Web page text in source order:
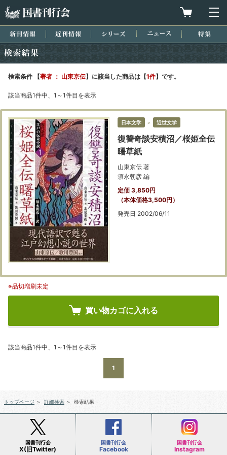
買物カゴを
新刊情報 近刊情報 シリーズ ニュース
検索条件 【著者 ： 山東京伝】に該当した商品は【1件】です。
該当商品1件中、1～1件目を表示
日本文学 ＞ 近世文学
復讐奇談安積沼／桜姫全伝
曙草紙
山東京伝 著
須永朝彦 編
定価 3,850円
（本体価格3,500円）
発売日 2002/06/11
※品切増刷未定
買い物カゴに入れる
該当商品1件中、1～1件目を表示
1
トップページ ＞ 詳細検索 ＞ 検索結果
国書刊行会
X(旧Twitter)
国書刊行会
Facebook
国書刊行会
Instagram